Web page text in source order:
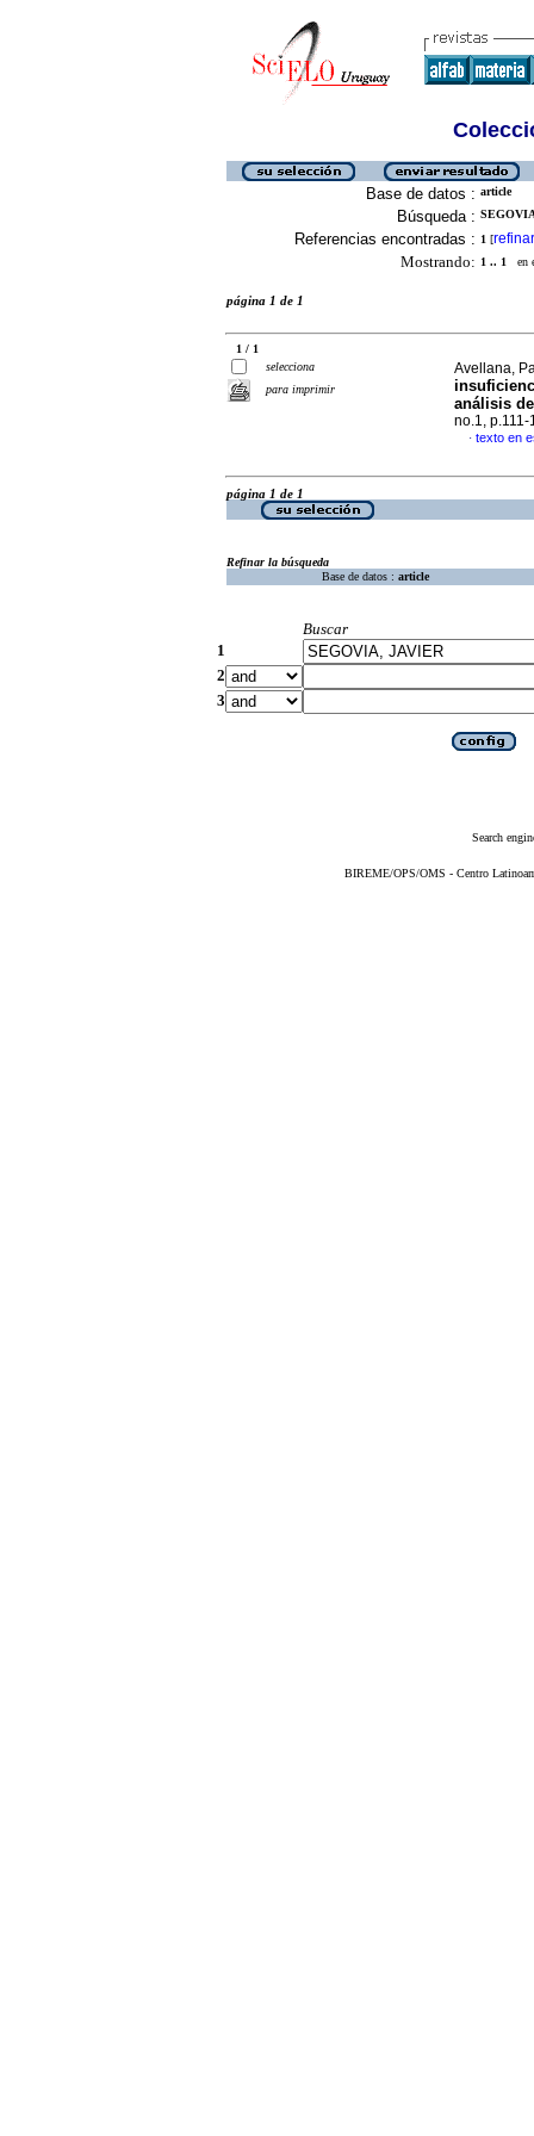
Base de datos : article
Búsqueda :
Referencias encontradas : 1 [refinar
Mostrando: 1 .. 1 en
página 1 de 1
1 / 1
selecciona
para imprimir
Avellana,
análisis
no.1,
· texto en
página 1 de 1
Refinar la búsqueda
Base de datos : article
Buscar
1
2
3
Search
BIREME/OPS/OMS - Centro